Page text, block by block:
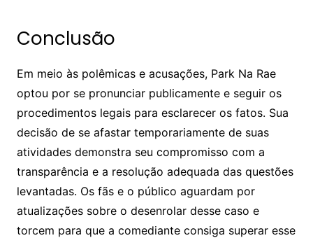
Conclusão
Em meio às polêmicas e acusações, Park Na Rae
optou por se pronunciar publicamente e seguir os
procedimentos legais para esclarecer os fatos. Sua
decisão de se afastar temporariamente de suas
atividades demonstra seu compromisso com a
transparência e a resolução adequada das questões
levantadas. Os fãs e o público aguardam por
atualizações sobre o desenrolar desse caso e
torcem para que a comediante consiga superar esse